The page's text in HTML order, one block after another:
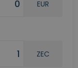
EUR
ZEC